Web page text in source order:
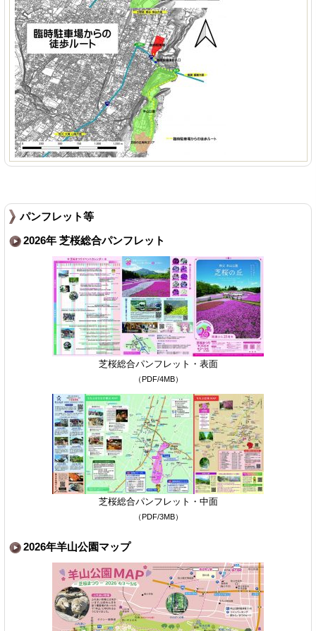
パンフレット等
2026年 芝桜総合パンフレット
芝桜総合パンフレット・表面
（PDF/4MB）
芝桜総合パンフレット・中面
（PDF/3MB）
2026年羊山公園マップ